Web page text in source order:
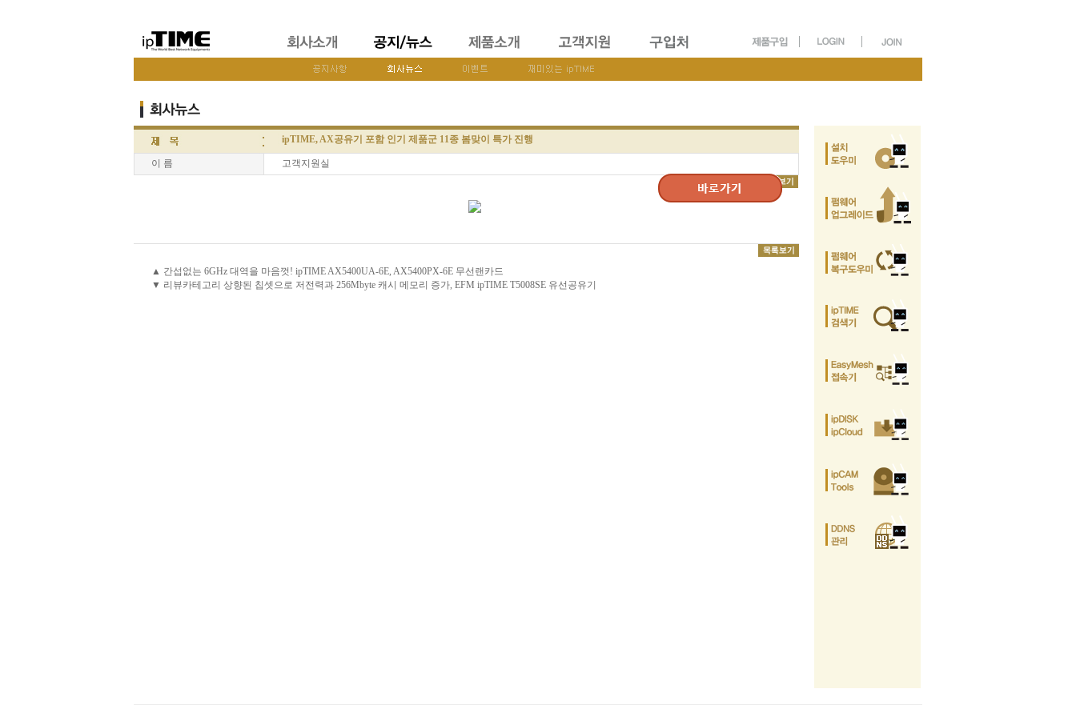
ipTIME, AX공유기 포함 인기 제품군 11종 봄맞이 특가 진행
이 름 고객지원실
▲ 간섭없는 6GHz 대역을 마음껏! ipTIME AX5400UA-6E, AX5400PX-6E 무선랜카드
▼ 리뷰카테고리 상향된 칩셋으로 저전력과 256Mbyte 캐시 메모리 증가, EFM ipTIME T5008SE 유선공유기